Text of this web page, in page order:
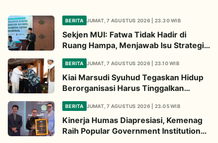
BERITA JUMAT, 7 AGUSTUS 2026 | 23.30 WIB
Sekjen MUI: Fatwa Tidak Hadir di
Ruang Hampa, Menjawab Isu Strategis
BERITA JUMAT, 7 AGUSTUS 2026 | 23.10 WIB
Kiai Marsudi Syuhud Tegaskan Hidup
Berorganisasi Harus Tinggalkan
BERITA JUMAT, 7 AGUSTUS 2026 | 23.05 WIB
Kinerja Humas Diapresiasi, Kemenag
Raih Popular Government Institutions